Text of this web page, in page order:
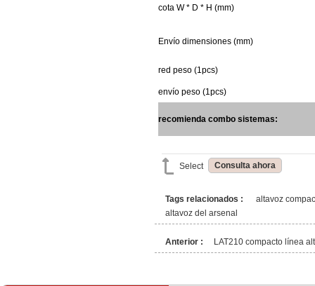
cota W * D * H (mm)
Envío dimensiones (mm)
red peso (1pcs)
envío peso (1pcs)
recomienda combo sistemas:
Select Consulta ahora
Tags relacionados :
altavoz
altavoz del arsenal
Anterior : LAT210 compacto línea